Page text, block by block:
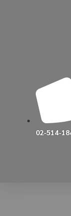
02-514-